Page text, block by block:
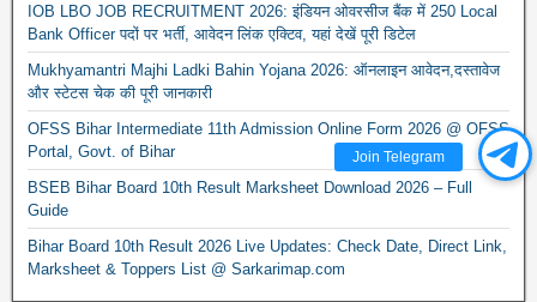
Join Telegram
IOB LBO JOB RECRUITMENT 2026: इंडियन ओवरसीज बैंक में 250 Local
Bank Officer पदों पर भर्ती, आवेदन लिंक एक्टिव, यहां देखें पूरी डिटेल
Mukhyamantri Majhi Ladki Bahin Yojana 2026: ऑनलाइन आवेदन,दस्तावेज
और स्टेटस चेक की पूरी जानकारी
OFSS Bihar Intermediate 11th Admission Online Form 2026 @ OFSS
Portal, Govt. of Bihar
BSEB Bihar Board 10th Result Marksheet Download 2026 – Full
Guide
Bihar Board 10th Result 2026 Live Updates: Check Date, Direct Link,
Marksheet & Toppers List @ Sarkarimap.com